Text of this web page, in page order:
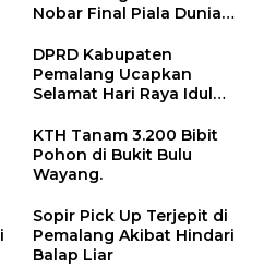
Nobar Final Piala Dunia
Ramaikan Acara
DPRD Kabupaten
Pemalang Ucapkan
Selamat Hari Raya Idul
KTH Tanam 3.200 Bibit
Pohon di Bukit Bulu
Wayang.
Sopir Pick Up Terjepit di
Pemalang Akibat Hindari
Balap Liar